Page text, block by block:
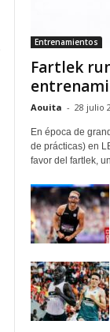
Entrenamientos
Fartlek
Aouita - 28 julio
En época de
de prácticas) en
favor del fartlek,